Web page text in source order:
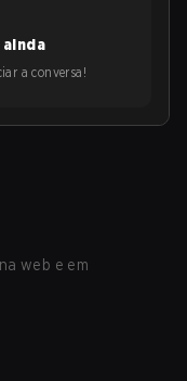
ainda
a conversa!
web e em